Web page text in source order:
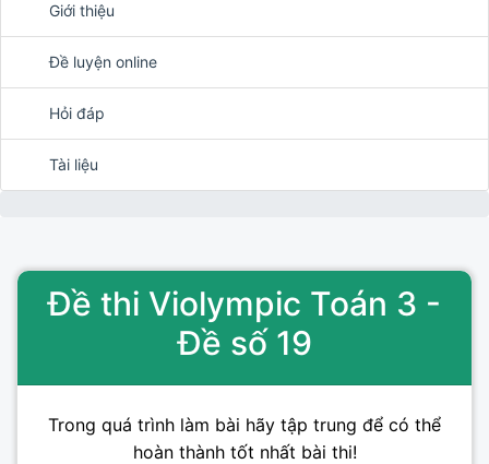
Giới thiệu
Đề luyện online
Hỏi đáp
Tài liệu
Đề thi Violympic Toán 3 -
Đề số 19
Trong quá trình làm bài hãy tập trung để có thể
hoàn thành tốt nhất bài thi!